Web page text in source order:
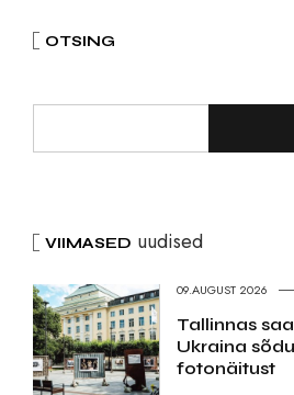
OTSING
VIIMASED uudised
09.AUGUST 2026
Tallinnas
Ukraina
fotonäitust